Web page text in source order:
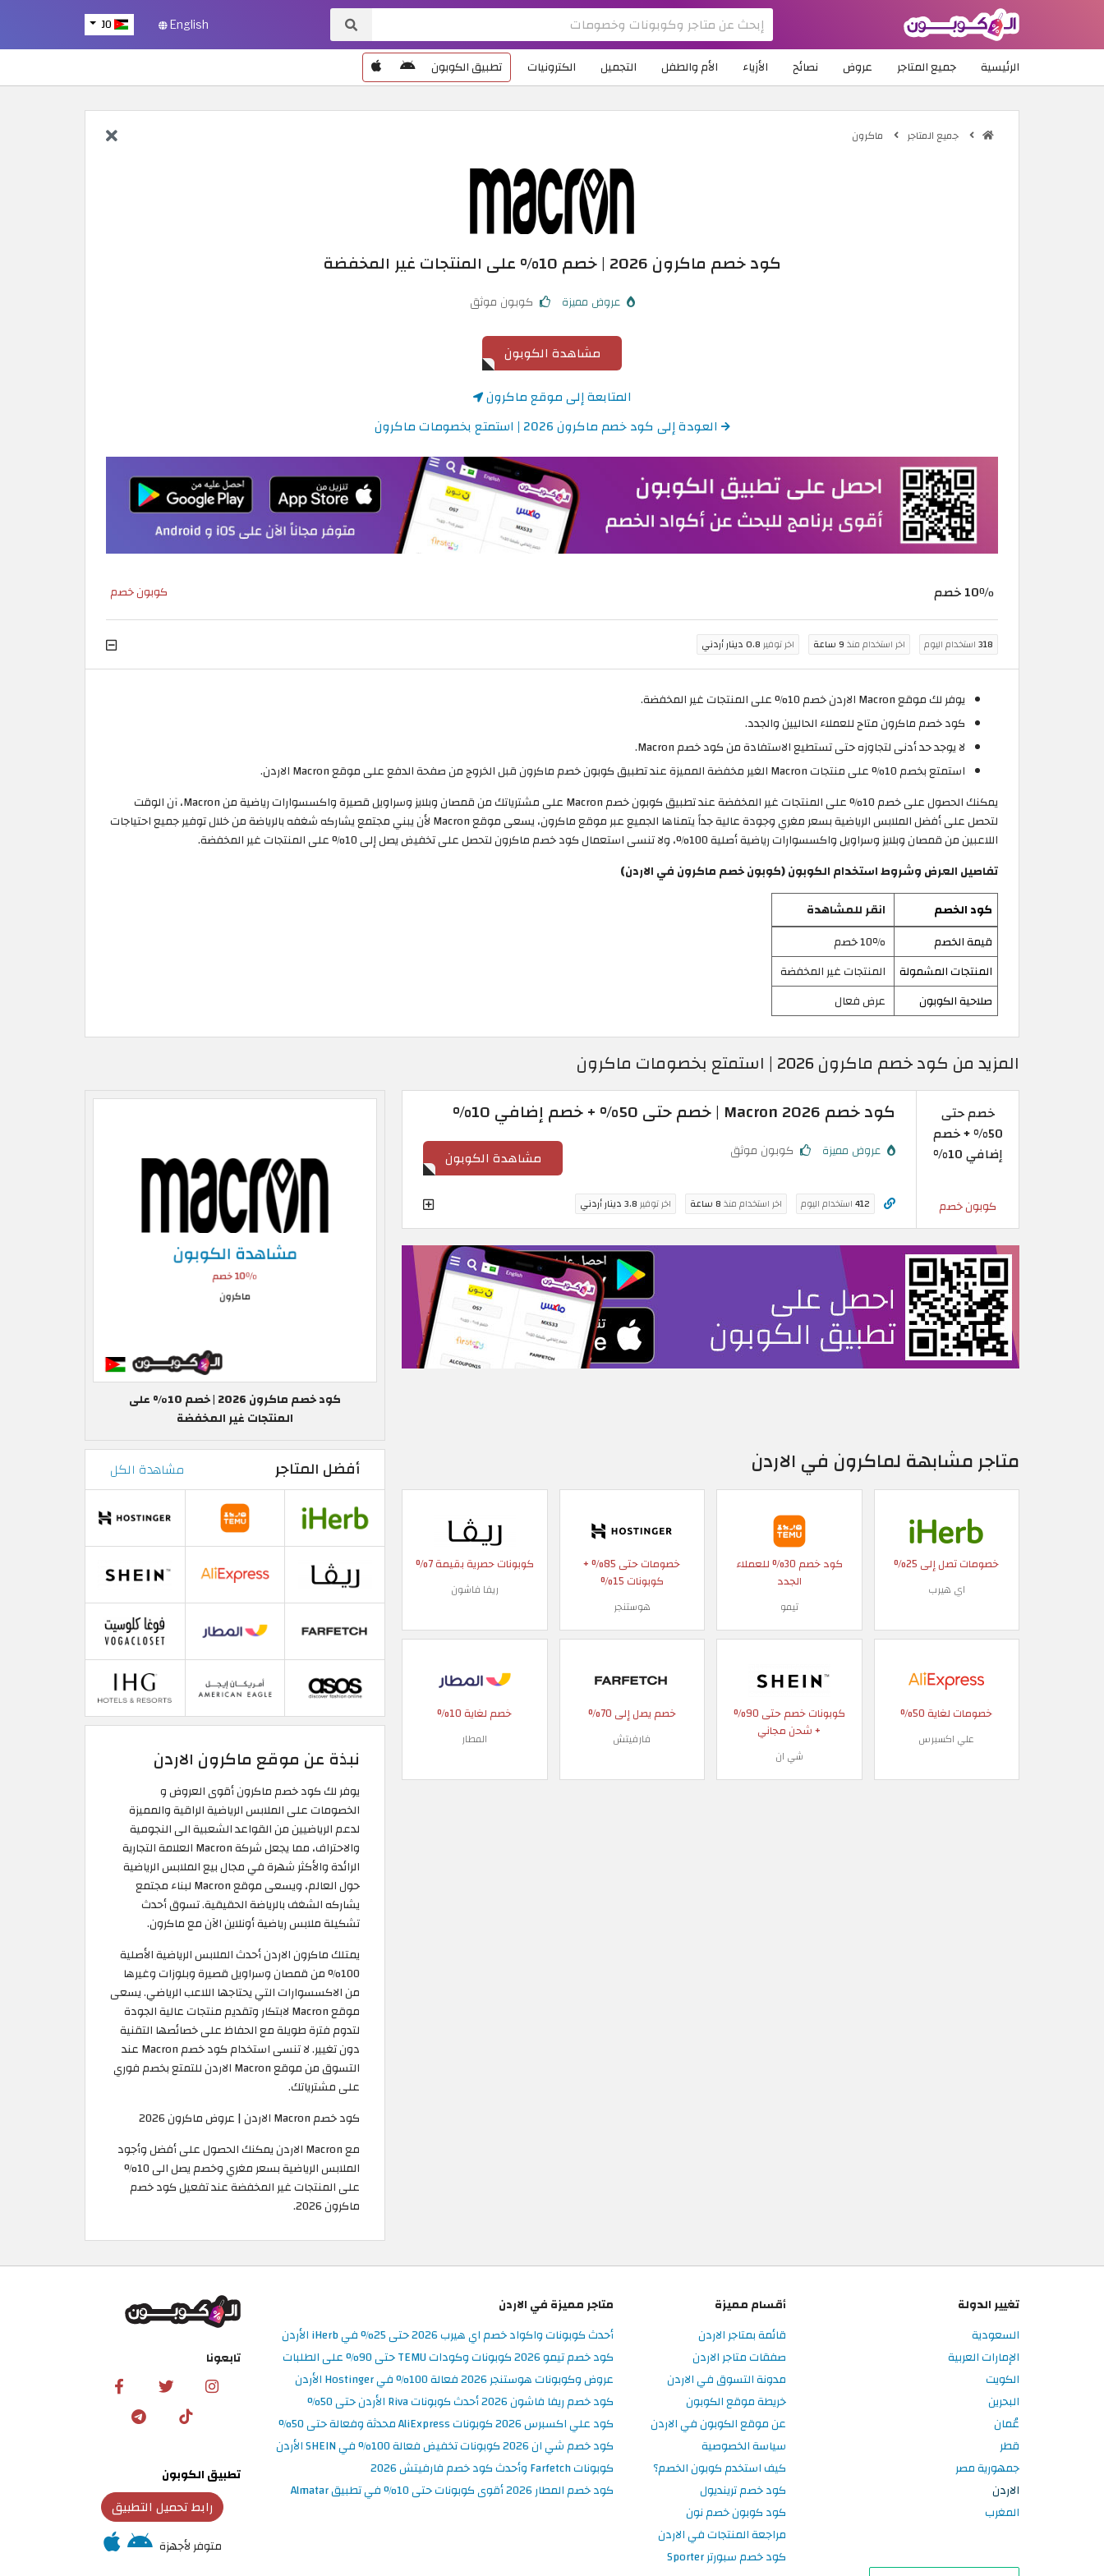
JO English
الرئيسية جميع المتاجر عروض نصائح الأزياء الأم والطفل التجميل الكترونيات تطبيق الكوبون
جميع المتاجر ماكرون
كود خصم ماكرون 2026 | خصم 10% على المنتجات غير المخفضة
عروض مميزة كوبون موثق
مشاهدة الكوبون
المتابعة إلى موقع ماكرون
العودة إلى كود خصم ماكرون 2026 | استمتع بخصومات ماكرون
10٪ خصم كوبون خصم
318استخدام اليوم اخر استخدام منذ9 ساعة اخر توفير0.8 دينار أردني
يوفر لك موقع Macron الاردن خصم 10% على المنتجات غير المخفضة.
كود خصم ماكرون متاح للعملاء الحاليين والجدد.
لا يوجد حد أدنى لتجاوزه حتى تستطيع الاستفادة من كود خصم Macron.
استمتع بخصم 10% على منتجات Macron الغير مخفضة المميزة عند تطبيق كوبون خصم ماكرون قبل الخروج من صفحة الدفع على موقع Macron الاردن.
يمكنك الحصول على خصم 10% على المنتجات غير المخفضة عند تطبيق كوبون خصم Macron على مشترياتك من قمصان وبلايز وسراويل قصيرة واكسسوارات رياضية من Macron، آن الوقت
لتحصل على أفضل الملابس الرياضية بسعر مغري وجودة عالية جداً يتمناها الجميع عبر موقع ماكرون، يسعى موقع Macron لأن يبني مجتمع يشاركه شغفه بالرياضة من خلال توفير جميع احتياجات
اللاعبين من قمصان وبلايز وسراويل واكسسوارات رياضية أصلية 100%، ولا تنسى استعمال كود خصم ماكرون لتحصل على تخفيض يصل إلى 10% على المنتجات غير المخفضة.
تفاصيل العرض وشروط استخدام الكوبون (كوبون خصم ماكرون في الاردن)
كود الخصم
انقر للمشاهدة
قيمة الخصم
10٪ خصم
المنتجات المشمولة
المنتجات غير المخفضة
صلاحية الكوبون
عرض فعال
المزيد من كود خصم ماكرون 2026 | استمتع بخصومات ماكرون
خصم حتى
50% + خصم
إضافي 10%
كوبون خصم
كود خصم Macron 2026 | خصم حتى 50% + خصم إضافي 10%
عروض مميزة كوبون موثق مشاهدة الكوبون
412استخدام اليوم اخر استخدام منذ8 ساعة اخر توفير3.8 دينار أردني
متاجر مشابهة لماكرون في الاردن
خصومات تصل إلى 25%
اي هيرب
كود خصم 30% للعملاء
الجدد
تيمو
خصومات حتى 85% +
كوبونات 15%
هوستنجر
كوبونات حصرية بقيمة 7%
ريفا فاشون
خصومات لغاية 50%
علي اكسبرس
كوبونات خصم حتى 90%
+ شحن مجاني
شي ان
خصم يصل إلى 70%
فارفيتش
خصم لغاية 10%
المطار
كود خصم ماكرون 2026 | خصم 10% على
المنتجات غير المخفضة
أفضل المتاجر مشاهدة الكل
نبذة عن موقع ماكرون الاردن
يوفر لك كود خصم ماكرون أقوى العروض و
الخصومات على الملابس الرياضية الراقية والمميزة
لدعم الرياضيين من القواعد الشعبية الى النجومية
والاحتراف، مما يجعل شركة Macron العلامة التجارية
الرائدة والأكثر شهرة في مجال بيع الملابس الرياضية
حول العالم، ويسعى موقع Macron لبناء مجتمع
يشاركه الشغف بالرياضة الحقيقية. تسوق أحدث
تشكيلة ملابس رياضية أونلاين الآن مع ماكرون.
يمتلك ماكرون الاردن أحدث الملابس الرياضية الأصلية
100% من قمصان وسراويل قصيرة وبلوزات وغيرها
من الاكسسوارات التي يحتاجها اللاعب الرياضي. يسعى
موقع Macron لابتكار وتقديم منتجات عالية الجودة
لتدوم فترة طويلة مع الحفاظ على خصائصها التقنية
دون تغيير. لا تنسى استخدام كود خصم Macron عند
التسوق من موقع Macron الاردن للتمتع بخصم فوري
على مشترياتك. ​
كود خصم Macron الاردن | عروض ماكرون 2026
مع Macron الاردن يمكنك الحصول على أفضل وأجود
الملابس الرياضية بسعر مغري وخصم يصل الى 10%
على المنتجات غير المخفضة عند تفعيل كود خصم
ماكرون 2026.
تغيير الدولة
السعودية
الإمارات العربية
الكويت
البحرين
عُمان
قطر
جمهورية مصر
الاردن
المغرب
أقسام مميزة
قائمة بمتاجر الاردن
صفقات متاجر الاردن
مدونة التسوق في الاردن
خريطة موقع الكوبون
عن موقع الكوبون في الاردن
سياسة الخصوصية
كيف استخدم كوبون الخصم؟
كود خصم ترينديول
كود كوبون خصم نون
مراجعة المنتجات في الاردن
كود خصم سبورتر Sporter
متاجر مميزة في الاردن
أحدث كوبونات واكواد خصم اي هيرب 2026 حتى 25% في iHerb الأردن
كود خصم تيمو 2026 كوبونات وكودات TEMU حتى 90% على الطلبات
عروض وكوبونات هوستنجر 2026 فعالة 100% في Hostinger الأردن
كود خصم ريفا فاشون 2026 أحدث كوبونات Riva الأردن حتى 50%
كود علي اكسبرس 2026 كوبونات AliExpress محدثة وفعالة حتى 50%
كود خصم شي ان 2026 كوبونات تخفيض فعالة 100% في SHEIN الأردن
كوبونات Farfetch وأحدث كود خصم فارفيتش 2026
كود خصم المطار 2026 أقوى كوبونات حتى 10% في تطبيق Almatar
تابعونا
تطبيق الكوبون
رابط تحميل التطبيق
متوفر لأجهزة